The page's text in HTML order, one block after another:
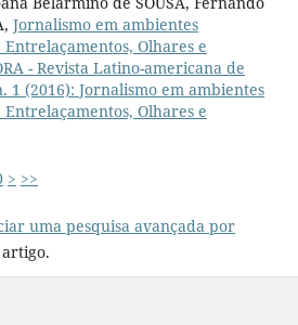
Jornalismo em ambientes
Olhares e
- Revista Latino-americana de
1 (2016): Jornalismo em ambientes
Olhares e
> >>
uma pesquisa avançada por